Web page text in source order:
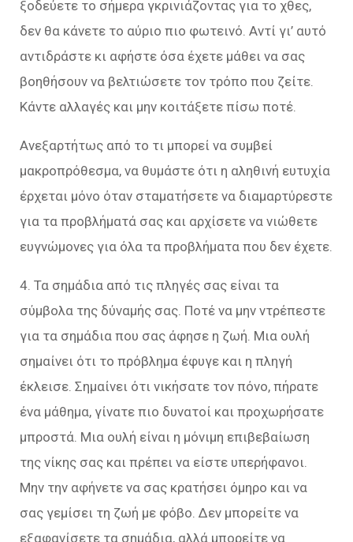
ξοδεύετε το σήμερα γκρινιάζοντας για το χθες,
δεν θα κάνετε το αύριο πιο φωτεινό. Αντί γι’ αυτό
αντιδράστε κι αφήστε όσα έχετε μάθει να σας
βοηθήσουν να βελτιώσετε τον τρόπο που ζείτε.
Κάντε αλλαγές και μην κοιτάξετε πίσω ποτέ.
Ανεξαρτήτως από το τι μπορεί να συμβεί
μακροπρόθεσμα, να θυμάστε ότι η αληθινή ευτυχία
έρχεται μόνο όταν σταματήσετε να διαμαρτύρεστε
για τα προβλήματά σας και αρχίσετε να νιώθετε
ευγνώμονες για όλα τα προβλήματα που δεν έχετε.
4. Τα σημάδια από τις πληγές σας είναι τα
σύμβολα της δύναμής σας. Ποτέ να μην ντρέπεστε
για τα σημάδια που σας άφησε η ζωή. Μια ουλή
σημαίνει ότι το πρόβλημα έφυγε και η πληγή
έκλεισε. Σημαίνει ότι νικήσατε τον πόνο, πήρατε
ένα μάθημα, γίνατε πιο δυνατοί και προχωρήσατε
μπροστά. Μια ουλή είναι η μόνιμη επιβεβαίωση
της νίκης σας και πρέπει να είστε υπερήφανοι.
Μην την αφήνετε να σας κρατήσει όμηρο και να
σας γεμίσει τη ζωή με φόβο. Δεν μπορείτε να
εξαφανίσετε τα σημάδια, αλλά μπορείτε να